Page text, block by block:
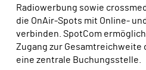
Radiowerbung sowie
die OnAir-Spots mit Online-
verbinden. SpotCom
Zugang zur
eine zentrale Buchungsstelle.